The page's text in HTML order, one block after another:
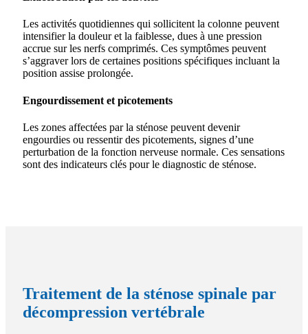
Les activités quotidiennes qui sollicitent la colonne peuvent
intensifier la douleur et la faiblesse, dues à une pression
accrue sur les nerfs comprimés. Ces symptômes peuvent
s’aggraver lors de certaines positions spécifiques incluant la
position assise prolongée.
Engourdissement et picotements
Les zones affectées par la sténose peuvent devenir
engourdies ou ressentir des picotements, signes d’une
perturbation de la fonction nerveuse normale. Ces sensations
sont des indicateurs clés pour le diagnostic de sténose.
Traitement de la sténose spinale par
décompression vertébrale